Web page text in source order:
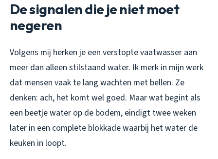
De signalen die je niet moet
negeren
Volgens mij herken je een verstopte vaatwasser aan
meer dan alleen stilstaand water. Ik merk in mijn werk
dat mensen vaak te lang wachten met bellen. Ze
denken: ach, het komt wel goed. Maar wat begint als
een beetje water op de bodem, eindigt twee weken
later in een complete blokkade waarbij het water de
keuken in loopt.